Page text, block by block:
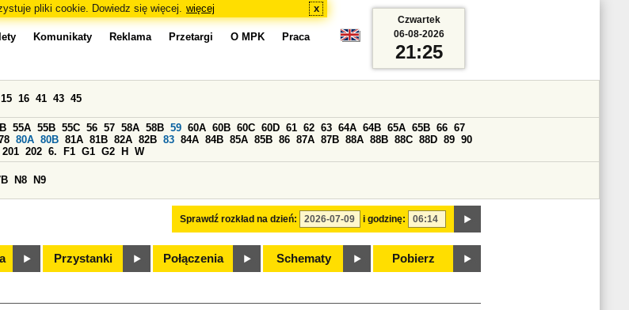
pliki cookie. Dowiedz się więcej. więcej x
Komunikaty Reklama Przetargi O MPK Praca
Sprawdź rozkład na dzień: i godzinę:
15 16 41 43 45
55A 55B 55C 56 57 58A 58B 59 60A 60B 60C 60D 61 62 63 64A 64B 65A 65B 66 67
80A 80B 81A 81B 82A 82B 83 84A 84B 85A 85B 86 87A 87B 88A 88B 88C 88D 89 90
201 202 6. F1 G1 G2 H W
N8 N9
Przystanki Połączenia Schematy Pobierz
Czwartek
06-08-2026
21:25